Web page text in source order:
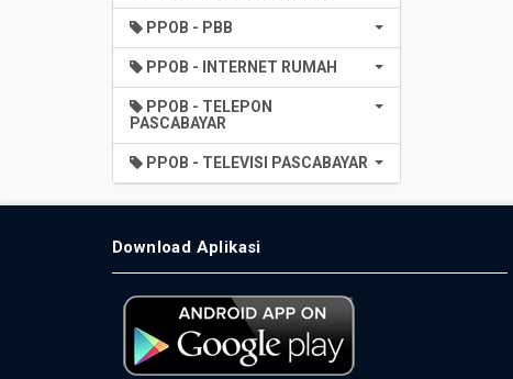
PPOB - PBB
PPOB - INTERNET RUMAH
PPOB - TELEPON
PASCABAYAR
PPOB - TELEVISI PASCABAYAR
Download Aplikasi